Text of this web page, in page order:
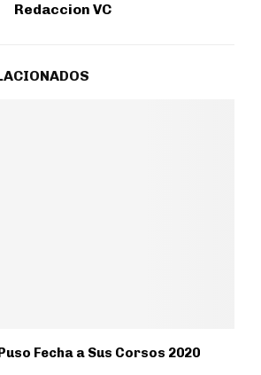
Redaccion VC
Fecha a Sus Corsos 2020